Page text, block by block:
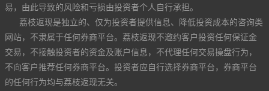
易，由此导致的风险和亏损由投资者个人自行承担。
荔枝返现是独立的、仅为投资者提供信息、降低投资成本的咨询类
网站，不隶属于任何券商平台。荔枝返现不邀约客户投资任何保证金
交易，不接触投资者的资金及账户信息，不代理任何交易操盘行为，
不向客户推荐任何券商平台。投资者应自行选择券商平台，券商平台
的任何行为均与荔枝返现无关。